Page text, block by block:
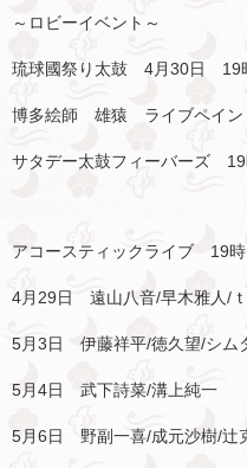
～ロビーイベント～
琉球國祭り太鼓 4月30日 19
博多絵師 雄猿 ライブペイ
サタデー太鼓フィーバーズ
アコースティックライブ 19
4月29日 遠山八音/早木雅人/ｔ
5月3日 伊藤祥平/徳久望/シム
5月4日 武下詩菜/溝上純一
5月6日 野副一喜/成元沙樹/辻